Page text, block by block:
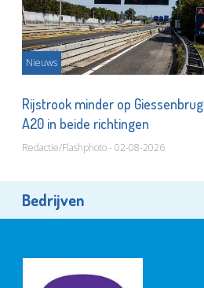
Nieuws
Rijstrook minder op Giessenbrug
A20 in beide richtingen
Redactie/Flashphoto - 02-08-2026
Bedrijven